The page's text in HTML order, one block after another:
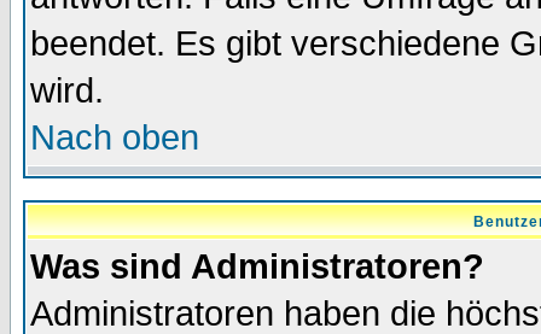
beendet. Es gibt verschiedene
wird.
Nach oben
Was sind Administratoren?
Administratoren haben die